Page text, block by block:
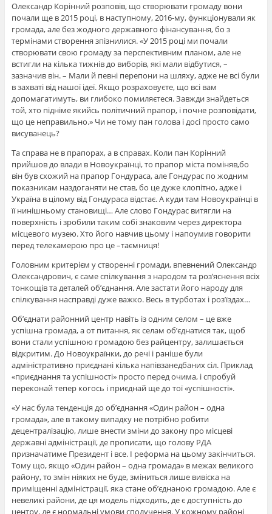
Олександр Корінний розповів, що створювати громаду вони
почали ще в 2015 році, в наступному, 2016-му, функціонували як
громада, але без жодного державного фінансування, бо з
термінами створення зпізнилися. «У 2015 році ми почали
створювати свою громаду за перспективним планом, але не
встигли на кілька тижнів до виборів, які мали відбутися, –
зазначив він. – Мали й певні перепони на шляху, адже не всі були
в захваті від нашої ідеї. Якщо розраховуєте, що всі вам
допомагатимуть, ви глибоко помиляєтеся. Завжди знайдеться
той, хто підніме якийсь політичний прапор, і почне розповідати,
що це неправильно.» Чи не тому пан голова і досі просто само
висуванець?
Та справа не в прапорах, а в справах. Коли пан Корінний
прийшов до влади в Новоукраїнці, то прапор міста поміняв,бо
він був схожий на прапор Гондураса, але Гондурас по жодним
показникам наздоганяти не став, бо це дуже клопітно, адже і
Україна в цілому від Гондураса відстає. А куди там Новоукраїнці в
її нинішньому становищі… Але слово Гондурас витягли на
поверхність і зробили таким собі знаковим через директора
місцевого музею. Хто його навчив цьому і напоумив говорити
перед телекамерою про це –таємниця!
Головним критерієм у створенні громади, впевнений Олександр
Олександрович, є саме спілкування з народом та роз’яснення всіх
тонкощів та деталей об’єднання. Але застати його народу для
спілкування насправді дуже важко. Весь в турботах і роз’їздах…
Об’єднати районний центр навіть із одним селом – це вже
успішна громада, а от питання, як селам об’єднатися так, щоб
вони стали успішною громадою без райцентру, залишається
відкритим. До Новоукраїнки, до речі і раніше були
адміністративно приєднані кілька напівзанедбаних сіл. Приклад
«приєднання та успішності» просто перед очима, і спробуй
переконай тепер когось і приєднай ще до тої «успішності».
«У нас була тенденція до об’єднання «Один район – одна
громада», але в такому випадку не потрібно робити
децентралізацію, лише внести зміни до закону про місцеві
державні адміністрації, де прописати, що голову РДА
призначатиме Президент і все. І реформа на цьому закінчиться.
Тому що, якщо «Один район – одна громада» в межах великого
району, то змін ніяких не буде, зміниться лише вивіска на
приміщенні адміністрації, яка стане об’єднаною громадою. Але є
невеликі райони, де ця модель підходить, де є доступність до